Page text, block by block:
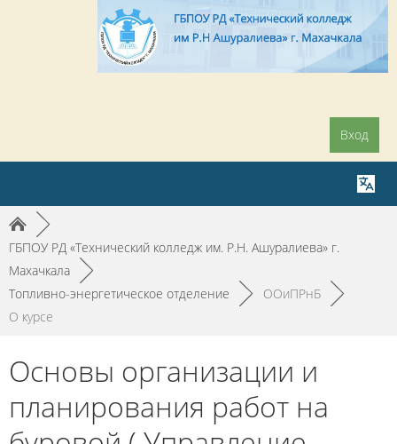
Вход
►
ГБПОУ РД «Технический колледж им. Р.Н. Ашуралиева» г.
Махачкала
►
Топливно-энергетическое отделение
► ООиПРнБ
►
О курсе
Основы организации и
планирования работ на